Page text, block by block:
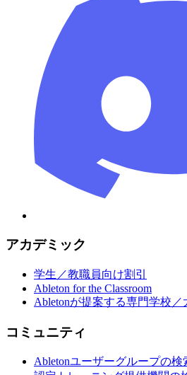
アカデミック
学生／教職員向け割引
Ableton for the Classroom
Abletonが提案する専門学校
コミュニティ
Abletonユーザーグループの検